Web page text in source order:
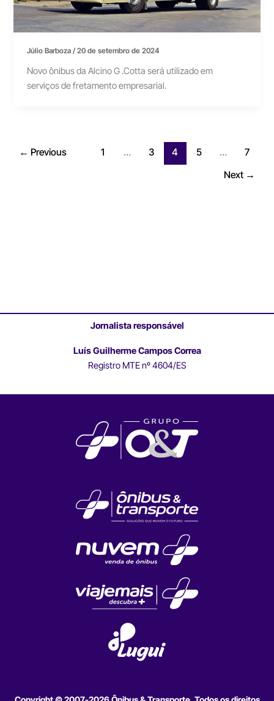
Júlio Barboza/20 de setembro de 2024
Novo ônibus da Alcino G .Cotta será utilizado em
serviços de fretamento empresarial.
← Previous 1 … 3 4 5 …
7
Next →
Jornalista responsável
Luís Guilherme Campos Correa
Registro MTE nº 4604/ES